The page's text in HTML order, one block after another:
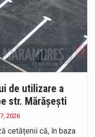
de utilizare a
str. Mărășești
2026
cetățenii că, în baza